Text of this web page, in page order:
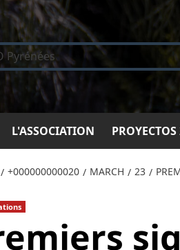
L'ASSOCIATION
+000000000020 MARCH 23